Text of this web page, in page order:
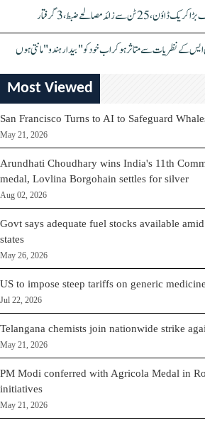
زائد مصالحے ضبط، 3 گرفتار
ایس کے نظریات سے متاثر ہو کر اب خود کو "بیدار ہندو" مانتی ہوں
Most Viewed
San Francisco Turns to AI to Safeguard
May 21, 2026
Arundhati Choudhary wins India's 11th
medal, Lovlina Borgohain settles for silver
Aug 02, 2026
Govt says adequate fuel stocks available
states
May 26, 2026
US to impose steep tariffs on generic
Jul 22, 2026
Telangana chemists join nationwide strike
May 21, 2026
PM Modi conferred with Agricola Medal in
initiatives
May 21, 2026